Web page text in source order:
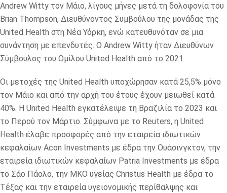
Andrew Witty τον Μάιο, λίγους μήνες μετά τη δολοφονία του
Brian Thompson, Διευθύνοντος Συμβούλου της μονάδας της
United Health στη Νέα Υόρκη, ενώ κατευθυνόταν σε μια
συνάντηση με επενδυτές. Ο Andrew Witty ήταν Διευθύνων
Σύμβουλος του Ομίλου United Health από το 2021.
Οι μετοχές της United Health υποχώρησαν κατά 25,5% μόνο
τον Μάιο και από την αρχή του έτους έχουν μειωθεί κατά
40%. Η United Health εγκατέλειψε τη Βραζιλία το 2023 και
το Περού τον Μάρτιο. Σύμφωνα με το Reuters, η United
Health έλαβε προσφορές από την εταιρεία ιδιωτικών
κεφαλαίων Acon Investments με έδρα την Ουάσινγκτον, την
εταιρεία ιδιωτικών κεφαλαίων Patria Investments με έδρα
το Σάο Πάολο, την ΜΚΟ υγείας Christus Health με έδρα το
Τέξας και την εταιρεία υγειονομικής περίθαλψης και